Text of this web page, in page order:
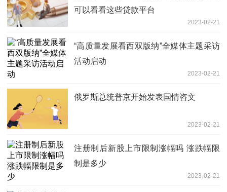
可以看看这些贷款平台
2023-02-21
“高质量发展看西双版纳”全媒体主题采访
活动启动
2023-02-21
俄罗斯总统普京开始发表国情咨文
2023-02-21
注册制后新股上市限制涨幅吗 涨跌幅限
制是多少
2023-02-21